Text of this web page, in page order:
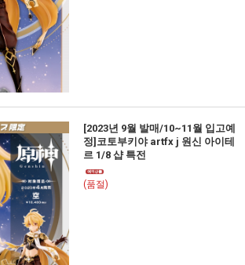
[2023년 9월 발매/10~11월 입고예
정]코토부키야 artfx j 원신 아이테
르 1/8 샵 특전
(품절)